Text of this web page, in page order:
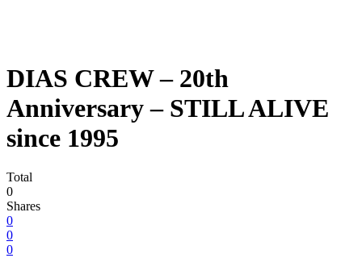
DIAS CREW – 20th
Anniversary – STILL ALIVE
since 1995
Total
0
Shares
0
0
0